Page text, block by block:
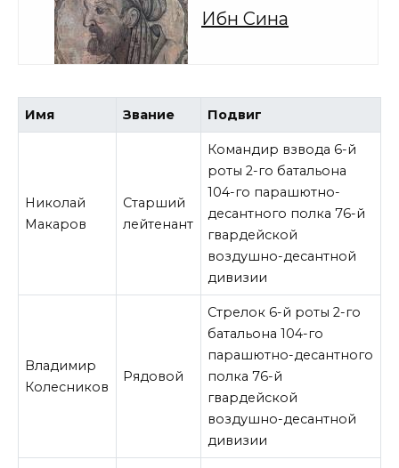
Ибн Сина
Имя Звание Подвиг
Николай
Макаров
Старший
лейтенант
Командир взвода 6-й
роты 2-го батальона
104-го парашютно-
десантного полка 76-й
гвардейской
воздушно-десантной
дивизии
Владимир
Колесников
Рядовой
Стрелок 6-й роты 2-го
батальона 104-го
парашютно-десантного
полка 76-й
гвардейской
воздушно-десантной
дивизии